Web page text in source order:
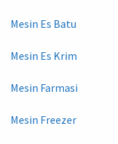
Mesin Es Batu
Mesin Es Krim
Mesin Farmasi
Mesin Freezer